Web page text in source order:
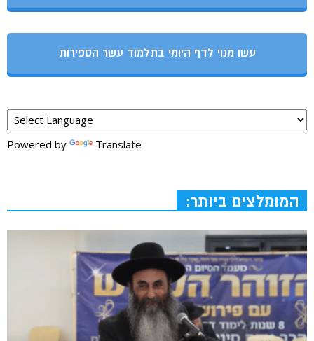
עשו מנוי לדף היומי בתלמוד עשר הספירות
Powered by Translate
המומלצים ביותר: